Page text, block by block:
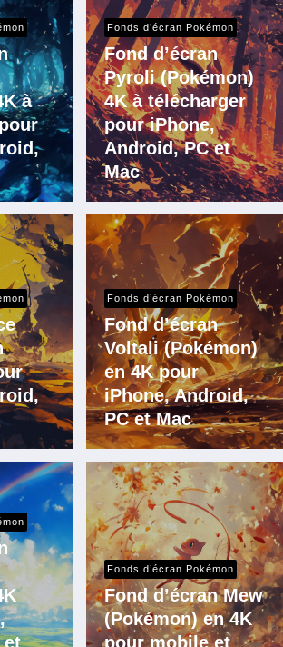
à
Fonds d’écran Pokémon
Fond d’écran
Pyroli (Pokémon)
4K à télécharger
pour iPhone,
Android, PC et
Mac
Fonds d’écran Pokémon
Fond d’écran
Voltali (Pokémon)
en 4K pour
iPhone, Android,
PC et Mac
et
Fonds d’écran Pokémon
Fond d’écran Mew
(Pokémon) en 4K
pour mobile et